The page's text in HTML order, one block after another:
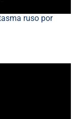
ruso por